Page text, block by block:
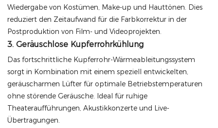
Wiedergabe von Kostümen, Make-up und Hauttönen. Dies
reduziert den Zeitaufwand für die Farbkorrektur in der
Postproduktion von Film- und Videoprojekten.
3. Geräuschlose Kupferrohrkühlung
Das fortschrittliche Kupferrohr-Wärmeableitungssystem
sorgt in Kombination mit einem speziell entwickelten,
geräuscharmen Lüfter für optimale Betriebstemperaturen
ohne störende Geräusche. Ideal für ruhige
Theateraufführungen, Akustikkonzerte und Live-
Übertragungen.